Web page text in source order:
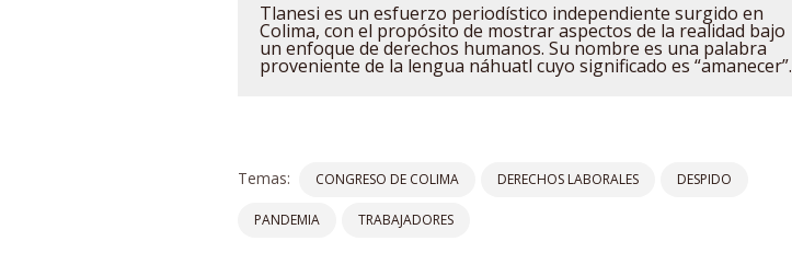
Tlanesi es un esfuerzo periodístico independiente surgido en
Colima, con el propósito de mostrar aspectos de la realidad bajo
un enfoque de derechos humanos. Su nombre es una palabra
proveniente de la lengua náhuatl cuyo significado es “amanecer”.
Temas: CONGRESO DE COLIMA DERECHOS LABORALES DESPIDO
PANDEMIA TRABAJADORES